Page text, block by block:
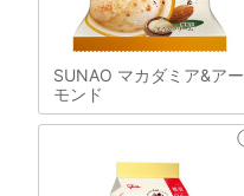
SUNAO マカダミア&アー
モンド